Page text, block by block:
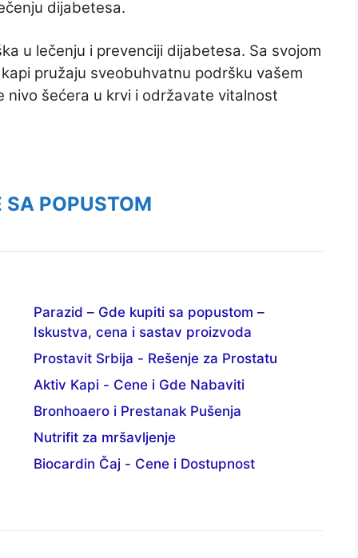
dijabetesa.
u lečenju i prevenciji dijabetesa. Sa svojom
pružaju sveobuhvatnu podršku vašem
šećera u krvi i održavate vitalnost
SA POPUSTOM
Parazid – Gde kupiti sa popustom –
Iskustva, cena i sastav proizvoda
Prostavit Srbija - Rešenje za Prostatu
Aktiv Kapi - Cene i Gde Nabaviti
Bronhoaero i Prestanak Pušenja
Nutrifit za mršavljenje
Biocardin Čaj - Cene i Dostupnost